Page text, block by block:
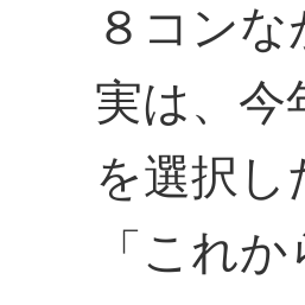
８コン
実は、今
を選択し
「これ